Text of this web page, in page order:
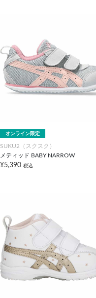
オンライン限定
SUKU2（スクスク）
メティッド BABY NARROW
¥5,390 税込